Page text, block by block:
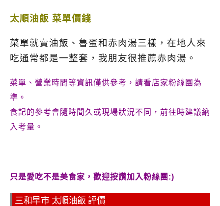
太順油飯 菜單價錢
菜單就賣油飯、魯蛋和赤肉湯三樣，在地人來
吃通常都是一整套，我朋友很推薦赤肉湯。
菜單、營業時間等資訊僅供參考，請看店家粉絲團為
準。
食記的參考會隨時間久或現場狀況不同，前往時建議納
入考量。
只是愛吃不是美食家，歡迎按讚加入粉絲團:)
三和早市 太順油飯 評價